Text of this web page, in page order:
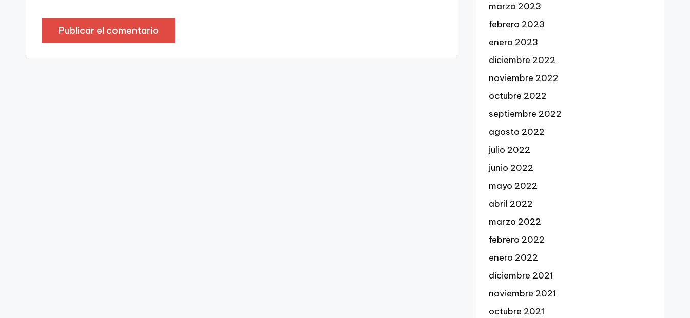
marzo 2023
febrero 2023
enero 2023
diciembre 2022
noviembre 2022
octubre 2022
septiembre 2022
agosto 2022
julio 2022
junio 2022
mayo 2022
abril 2022
marzo 2022
febrero 2022
enero 2022
diciembre 2021
noviembre 2021
octubre 2021